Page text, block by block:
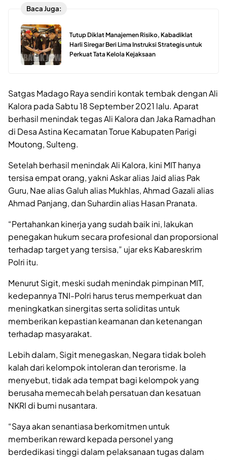
Baca Juga:
Tutup Diklat Manajemen Risiko, Kabadiklat
Harli Siregar Beri Lima Instruksi Strategis untuk
Perkuat Tata Kelola Kejaksaan
Satgas Madago Raya sendiri kontak tembak dengan Ali
Kalora pada Sabtu 18 September 2021 lalu. Aparat
berhasil menindak tegas Ali Kalora dan Jaka Ramadhan
di Desa Astina Kecamatan Torue Kabupaten Parigi
Moutong, Sulteng.
Setelah berhasil menindak Ali Kalora, kini MIT hanya
tersisa empat orang, yakni Askar alias Jaid alias Pak
Guru, Nae alias Galuh alias Mukhlas, Ahmad Gazali alias
Ahmad Panjang, dan Suhardin alias Hasan Pranata.
“Pertahankan kinerja yang sudah baik ini, lakukan
penegakan hukum secara profesional dan proporsional
terhadap target yang tersisa,” ujar eks Kabareskrim
Polri itu.
Menurut Sigit, meski sudah menindak pimpinan MIT,
kedepannya TNI-Polri harus terus memperkuat dan
meningkatkan sinergitas serta soliditas untuk
memberikan kepastian keamanan dan ketenangan
terhadap masyarakat.
Lebih dalam, Sigit menegaskan, Negara tidak boleh
kalah dari kelompok intoleran dan terorisme. Ia
menyebut, tidak ada tempat bagi kelompok yang
berusaha memecah belah persatuan dan kesatuan
NKRI di bumi nusantara.
“Saya akan senantiasa berkomitmen untuk
memberikan reward kepada personel yang
berdedikasi tinggi dalam pelaksanaan tugas dalam